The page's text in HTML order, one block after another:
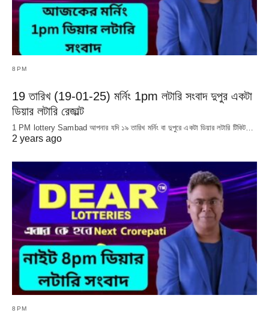
8PM
19 তারিখ (19-01-25) মর্নিং 1pm লটারি সংবাদ দুপুর একটা
ডিয়ার লটারি রেজাল্ট
1 PM lottery Sambad আপনার যদি ১৯ তারিখ মর্নিং বা দুপুরে একটা ডিয়ার লটারি টিকিট…
2 years ago
8PM